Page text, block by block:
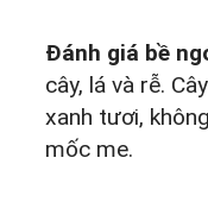
Đánh giá bề
cây, lá và rễ.
xanh tươi,
mốc me.